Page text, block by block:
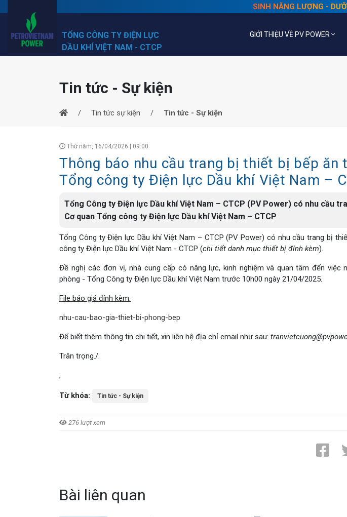
SINH NĂNG LƯỢNG -
TỔNG CÔNG TY ĐIỆN LỰC
DẦU KHÍ VIỆT NAM - CTCP
GIỚI THIỆU VỀ PV POWER
Tin tức - Sự kiện
Tin tức sự kiện Tin tức - Sự kiện
Thứ năm, 16/04/2026 | 09:00
Thông báo nhu cầu trang bị thiết bị bếp ăn
Tổng công ty Điện lực Dầu khí Việt Nam –
Tổng Công ty Điện lực Dầu khí Việt Nam – CTCP (PV Power) có nhu cầu
Cơ quan Tổng công ty Điện lực Dầu khí Việt Nam – CTCP
Tổng Công ty Điện lực Dầu khí Việt Nam – CTCP (PV Power) có nhu cầu trang bị
công ty Điện lực Dầu khí Việt Nam - CTCP (chi tiết danh mục thiết bị đính kèm).
Đề nghị các đơn vị, nhà cung cấp có năng lực, kinh nghiệm và quan tâm đến việc
phòng - Tổng Công ty Điện lực Dầu khí Việt Nam trước 10h00 ngày 21/04/2025.
File báo giá đính kèm:
nhu-cau-bao-gia-thiet-bi-phong-bep
Để biết thêm thông tin chi tiết, xin liên hệ địa chỉ email như sau:
Trân trọng./.
;
Từ khóa: Tin tức - Sự kiện
276 lượt xem
Bài liên quan